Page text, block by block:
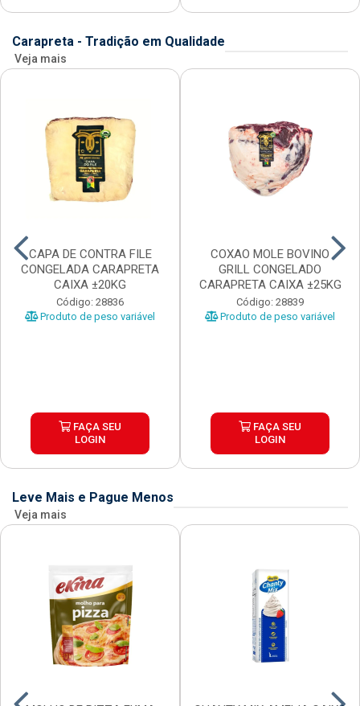
Carapreta - Tradição em Qualidade
Veja mais
CAPA DE CONTRA FILE
CONGELADA CARAPRETA
CAIXA ±20KG
Código: 28836
Produto de peso variável
FAÇA SEU
LOGIN
COXAO MOLE BOVINO
GRILL CONGELADO
CARAPRETA CAIXA ±25KG
Código: 28839
Produto de peso variável
FAÇA SEU
LOGIN
Leve Mais e Pague Menos
Veja mais